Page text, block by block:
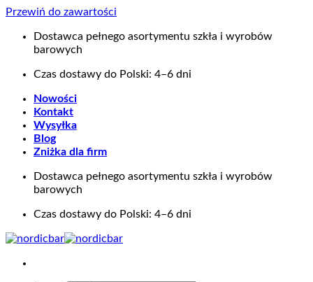
Przewiń do zawartości
Dostawca pełnego asortymentu szkła i wyrobów
barowych
Czas dostawy do Polski: 4–6 dni
Nowości
Kontakt
Wysyłka
Blog
Zniżka dla firm
Dostawca pełnego asortymentu szkła i wyrobów
barowych
Czas dostawy do Polski: 4–6 dni